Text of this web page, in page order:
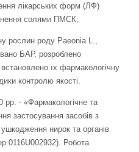
лікарських форм (ЛФ)
солями ПМСК;
рослин роду Рaеonia L.,
БАР, розроблено
їх фармакологічну
контролю якості.
- «Фармакологічне та
застосування засобів з
нирок та органів
0116U002932). Робота